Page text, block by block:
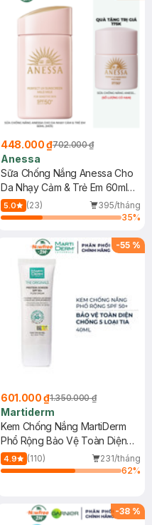
448.000 ₫702.000 ₫
Anessa
Sữa Chống Nắng Anessa Cho
Da Nhạy Cảm & Trẻ Em 60ml
(Mới)
5.0 (23)
395/tháng
35%
-55 %
601.000 ₫1.350.000 ₫
Martiderm
Kem Chống Nắng MartiDerm
Phổ Rộng Bảo Vệ Toàn Diện
40ml
4.9 (110)
231/tháng
62%
-38 %